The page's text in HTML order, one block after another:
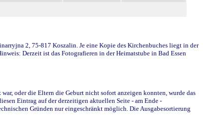
2, 75-817 Koszalin. Je eine Kopie des Kirchenbuches liegt in der
Derzeit ist das Fotografieren in der Heimatstube in Bad Essen
oder die Eltern die Geburt nicht sofort anzeigen konnten, wurde das
Eintrag auf der derzeitigen aktuellen Seite - am Ende -
Gründen nur eingeschränkt möglich. Die Ausgabesortierung